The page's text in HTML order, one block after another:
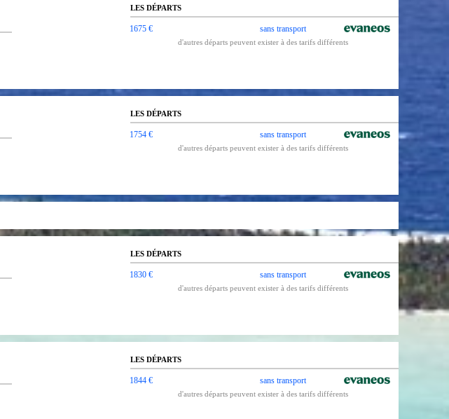
LES DÉPARTS
1675 € sans transport
d'autres départs peuvent exister à des tarifs différents
LES DÉPARTS
1754 € sans transport
d'autres départs peuvent exister à des tarifs différents
LES DÉPARTS
1830 € sans transport
d'autres départs peuvent exister à des tarifs différents
LES DÉPARTS
1844 € sans transport
d'autres départs peuvent exister à des tarifs différents